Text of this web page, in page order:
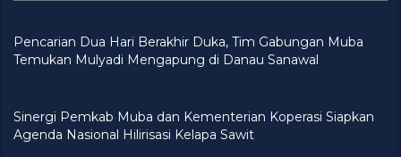
Pencarian Dua Hari Berakhir Duka, Tim Gabungan Muba
Temukan Mulyadi Mengapung di Danau Sanawal
Sinergi Pemkab Muba dan Kementerian Koperasi Siapkan
Agenda Nasional Hilirisasi Kelapa Sawit